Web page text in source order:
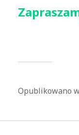
Opublikowano